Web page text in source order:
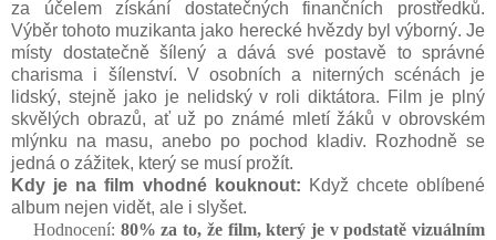
za účelem získání dostatečných finančních prostředků.
Výběr tohoto muzikanta jako herecké hvězdy byl výborný. Je
místy dostatečně šílený a dává své postavě to správné
charisma i šílenství. V osobních a niterných scénách je
lidský, stejně jako je nelidský v roli diktátora. Film je plný
skvělých obrazů, ať už po známé mletí žáků v obrovském
mlýnku na masu, anebo po pochod kladiv. Rozhodně se
jedná o zážitek, který se musí prožít.
Kdy je na film vhodné kouknout: Když chcete oblíbené
album nejen vidět, ale i slyšet.
Hodnocení: 80% za to, že film, který je v podstatě vizuálním